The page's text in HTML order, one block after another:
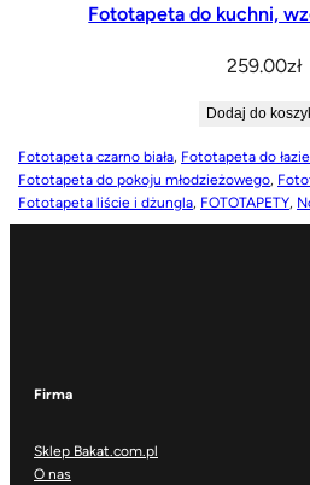
Fototapeta do kuchni,
259.00zł
Dodaj do
Fototapeta czarno biała, Fototapeta do
Fototapeta do pokoju młodzieżowego,
Fototapeta liście i dżungla, FOTOTAPETY,
Firma
Sklep Bakat.com.pl
O nas